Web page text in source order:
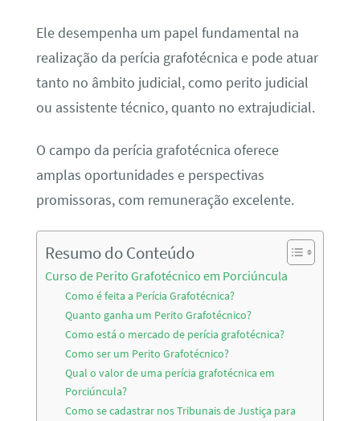
Ele desempenha um papel fundamental na
realização da perícia grafotécnica e pode atuar
tanto no âmbito judicial, como perito judicial
ou assistente técnico, quanto no extrajudicial.
O campo da perícia grafotécnica oferece
amplas oportunidades e perspectivas
promissoras, com remuneração excelente.
Resumo do Conteúdo
Curso de Perito Grafotécnico em Porciúncula
Como é feita a Perícia Grafotécnica?
Quanto ganha um Perito Grafotécnico?
Como está o mercado de perícia grafotécnica?
Como ser um Perito Grafotécnico?
Qual o valor de uma perícia grafotécnica em
Porciúncula?
Como se cadastrar nos Tribunais de Justiça para